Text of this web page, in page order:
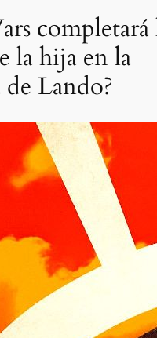
completará
la hija en la
Lando?